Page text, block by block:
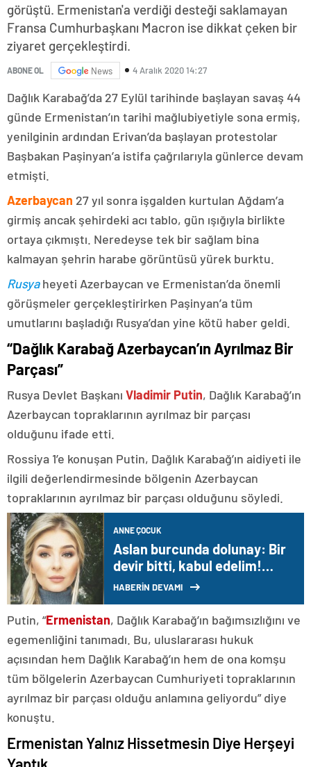
görüştü. Ermenistan'a verdiği desteği saklamayan
Fransa Cumhurbaşkanı Macron ise dikkat çeken bir
ziyaret gerçekleştirdi.
ABONE OL News 4 Aralık 2020 14:27
Dağlık Karabağ’da 27 Eylül tarihinde başlayan savaş 44
günde Ermenistan’ın tarihi mağlubiyetiyle sona ermiş,
yenilginin ardından Erivan’da başlayan protestolar
Başbakan Paşinyan’a istifa çağrılarıyla günlerce devam
etmişti.
Azerbaycan 27 yıl sonra işgalden kurtulan Ağdam’a
girmiş ancak şehirdeki acı tablo, gün ışığıyla birlikte
ortaya çıkmıştı. Neredeyse tek bir sağlam bina
kalmayan şehrin harabe görüntüsü yürek burktu.
Rusyaheyeti Azerbaycan ve Ermenistan’da önemli
görüşmeler gerçekleştirirken Paşinyan’a tüm
umutlarını başladığı Rusya’dan yine kötü haber geldi.
“Dağlık Karabağ Azerbaycan’ın Ayrılmaz Bir
Parçası”
Rusya Devlet Başkanı Vladimir Putin, Dağlık Karabağ’ın
Azerbaycan topraklarının ayrılmaz bir parçası
olduğunu ifade etti.
Rossiya 1’e konuşan Putin, Dağlık Karabağ’ın aidiyeti ile
ilgili değerlendirmesinde bölgenin Azerbaycan
topraklarının ayrılmaz bir parçası olduğunu söyledi.
ANNE ÇOCUK
Aslan burcunda dolunay: Bir
devir bitti, kabul edelim!
Hangi burcu ne bekliyor?
HABERİN DEVAMI
Putin, “Ermenistan, Dağlık Karabağ’ın bağımsızlığını ve
egemenliğini tanımadı. Bu, uluslararası hukuk
açısından hem Dağlık Karabağ’ın hem de ona komşu
tüm bölgelerin Azerbaycan Cumhuriyeti topraklarının
ayrılmaz bir parçası olduğu anlamına geliyordu” diye
konuştu.
Ermenistan Yalnız Hissetmesin Diye Herşeyi
Yaptık